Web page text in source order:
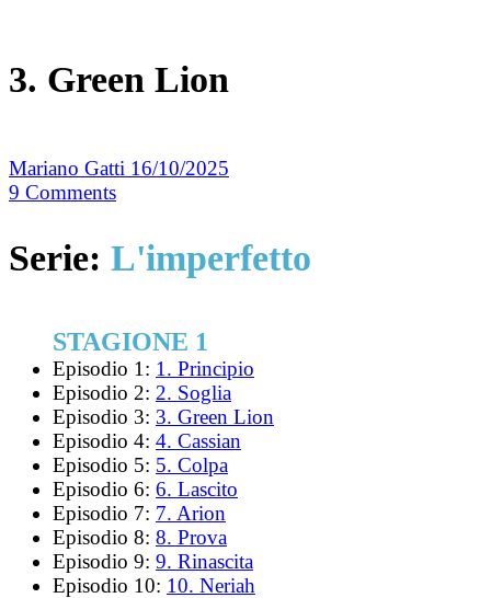
3. Green Lion
Mariano Gatti 16/10/2025
9 Comments
Serie: L'imperfetto
STAGIONE 1
Episodio 1: 1. Principio
Episodio 2: 2. Soglia
Episodio 3: 3. Green Lion
Episodio 4: 4. Cassian
Episodio 5: 5. Colpa
Episodio 6: 6. Lascito
Episodio 7: 7. Arion
Episodio 8: 8. Prova
Episodio 9: 9. Rinascita
Episodio 10: 10. Neriah